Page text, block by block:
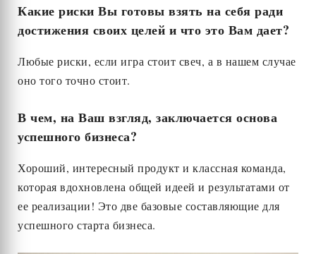
Какие риски Вы готовы взять на себя ради
достижения своих целей и что это Вам дает?
Любые риски, если игра стоит свеч, а в нашем случае
оно того точно стоит.
В чем, на Ваш взгляд, заключается основа
успешного бизнеса?
Хороший, интересный продукт и классная команда,
которая вдохновлена общей идеей и результатами от
ее реализации! Это две базовые составляющие для
успешного старта бизнеса.